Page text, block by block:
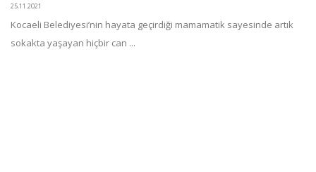
25.11.2021
Kocaeli Belediyesi’nin hayata geçirdiği mamamatik sayesinde artık
sokakta yaşayan hiçbir can ...